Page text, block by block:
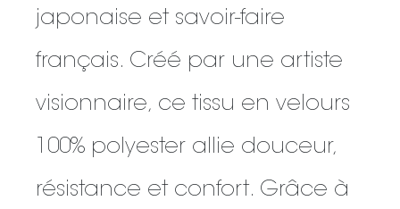
japonaise et savoir-faire
français. Créé par une artiste
visionnaire, ce tissu en velours
100% polyester allie douceur,
résistance et confort. Grâce à